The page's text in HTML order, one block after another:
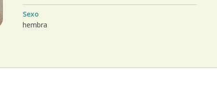
Sexo
hembra